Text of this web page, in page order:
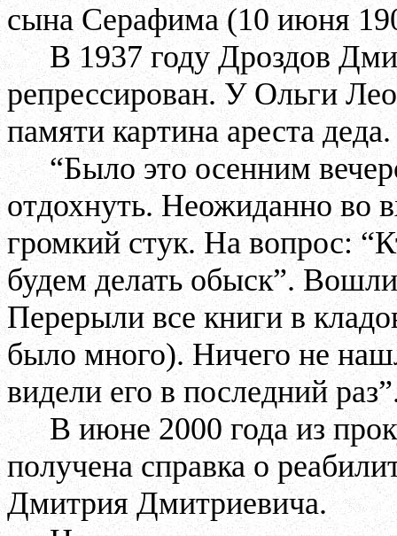
сына Серафима (10 июня
В 1937 году Дроздов
репрессирован. У Ольги
памяти картина ареста деда.
“Было это осенним
отдохнуть. Неожиданно во
громкий стук. На вопрос:
будем делать обыск”.
Перерыли все книги в
было много). Ничего не
видели его в последний
В июне 2000 года из
получена справка о
Дмитрия Дмитриевича.